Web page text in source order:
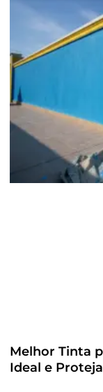
Melhor Tinta
Ideal e